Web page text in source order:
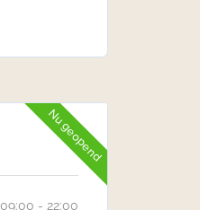
Nu geopend
09:00 - 22:00